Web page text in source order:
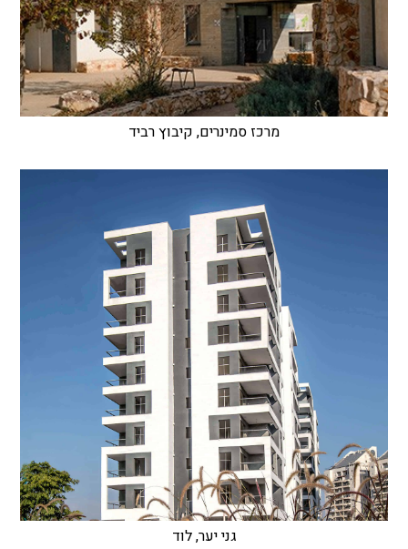
מרכז סמינרים, קיבוץ רביד
גני יער, לוד